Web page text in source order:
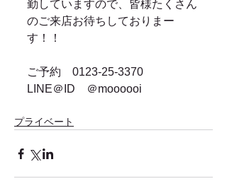
勤していますので、皆様たくさん
のご来店お待ちしておりまー
す！！
ご予約　0123-25-3370
LINE＠ID　＠moooooi
プライベート